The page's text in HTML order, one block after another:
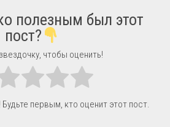
полезным был этот
пост?
чтобы оценить!
первым, кто оценит этот пост.